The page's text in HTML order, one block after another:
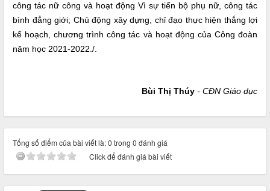
công tác nữ công và hoạt động Vì sự tiến bộ phụ nữ, công tác
bình đẳng giới; Chủ động xây dựng, chỉ đạo thực hiện thắng lợi
kế hoạch, chương trình công tác và hoạt động của Công đoàn
năm học 2021-2022./.
Bùi Thị Thúy - CĐN Giáo dục
Tổng số điểm của bài viết là: 0 trong 0 đánh giá
Click để đánh giá bài viết